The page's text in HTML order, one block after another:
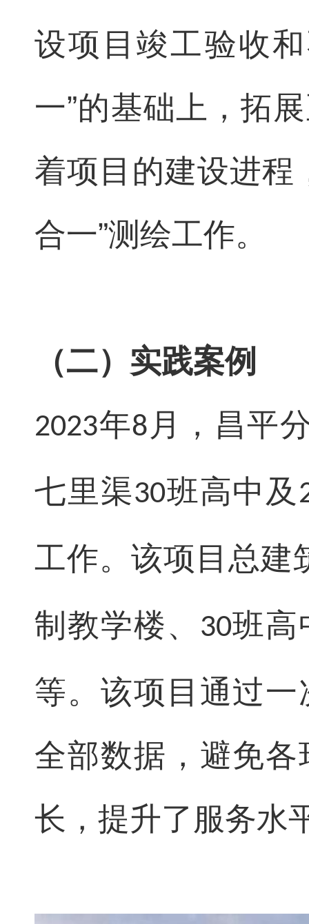
设项目竣工验收
一”的基础上，拓
着项目的建设进程
合一”测绘工作。
（二）实践案例
2023年8 月，昌平
七里渠30班高中及
工作。该项目总建
制教学楼、
30班高
等。该项目通过
全部数据，避免
长，提升了服务水